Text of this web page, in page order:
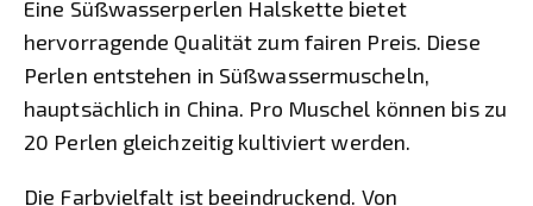
Eine Süßwasserperlen Halskette bietet
hervorragende Qualität zum fairen Preis. Diese
Perlen entstehen in Süßwassermuscheln,
hauptsächlich in China. Pro Muschel können bis zu
20 Perlen gleichzeitig kultiviert werden.
Die Farbvielfalt ist beeindruckend. Von